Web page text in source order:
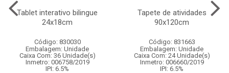
Tablet interativo bilingue
24x18cm
Código: 830030
Embalagem: Unidade
Caixa Com: 36 Unidade(s)
Inmetro: 006758/2019
IPI: 6.5%
Tapete de atividades
90x120cm
Código: 831663
Embalagem: Unidade
Caixa Com: 24 Unidade(s)
Inmetro: 006660/2019
IPI: 6.5%